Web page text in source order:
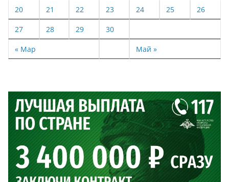
« Мар Май »
20 21 22 23 24 25 26
27 28 29 30